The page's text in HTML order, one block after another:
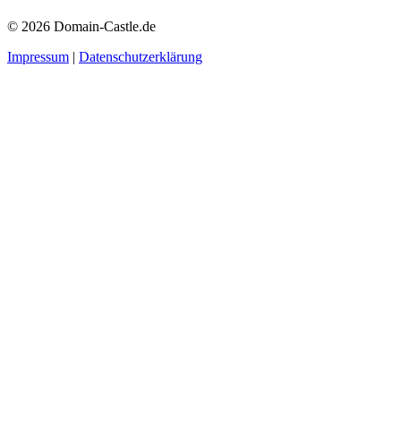
© 2026 Domain-Castle.de
Impressum | Datenschutzerklärung